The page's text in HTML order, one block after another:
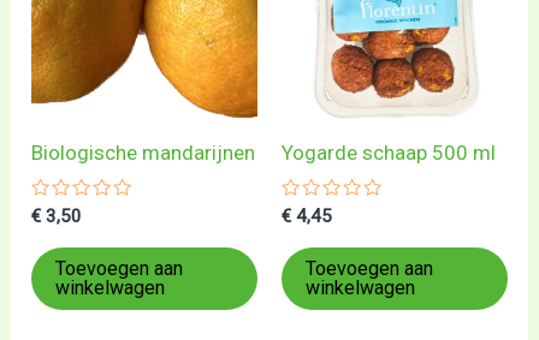
Biologische mandarijnen
Gewaardeerd
uit
5
€ 3,50
Toevoegen aan
winkelwagen
Yogarde schaap 500 ml
Gewaardeerd
uit
5
€ 4,45
Toevoegen aan
winkelwagen